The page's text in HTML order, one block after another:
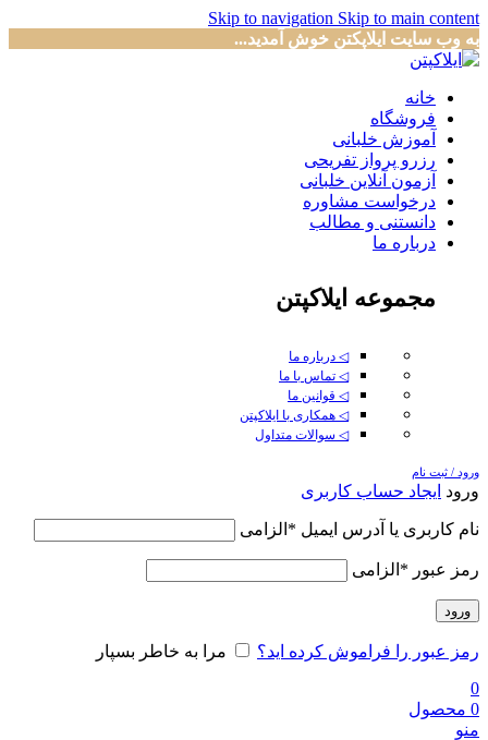
Skip to navigation Skip to main content
به وب سایت ایلاپکتن خوش آمدید...
خانه
فروشگاه
آموزش خلبانی
رزرو پرواز تفریحی
آزمون آنلاین خلبانی
درخواست مشاوره
دانستنی و مطالب
درباره ما
مجموعه ایلاکپتن
◁ درباره ما
◁ تماس با ما
◁ قوانین ما
◁ همکاری با ایلاکپتن
◁ سوالات متداول
ورود / ثبت نام
ورود ایجاد حساب کاربری
نام کاربری یا آدرس ایمیل * الزامی
رمز عبور * الزامی
ورود
رمز عبور را فراموش کرده اید؟
مرا به خاطر بسپار
0
0 محصول
منو